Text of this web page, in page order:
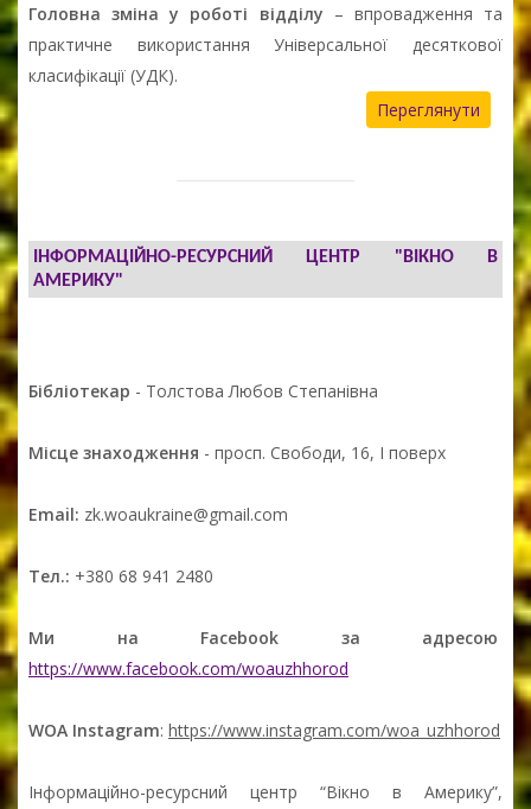
Головна зміна у роботі відділу – впровадження та
практичне використання Універсальної десяткової
класифікації (УДК).
Переглянути
ІНФОРМАЦІЙНО-РЕСУРСНИЙ ЦЕНТР "ВІКНО В
АМЕРИКУ"
Бібліотекар - Толстова Любов Степанівна
Місце знаходження - просп. Свободи, 16, І поверх
Email: zk.woaukraine@gmail.com
Тел.: +380 68 941 2480
Ми на Facebook за адресою
https://www.facebook.com/woauzhhorod
WOA Instagram: https://www.instagram.com/woa_uzhhorod
Інформаційно-ресурсний центр “Вікно в Америку”,